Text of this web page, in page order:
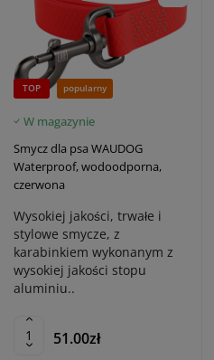
TOP popularny
W magazynie
Smycz dla psa WAUDOG
Waterproof, wodoodporna,
czerwona
Wysokiej jakości, trwałe i
stylowe smycze, z
karabinkiem wykonanym z
wysokiej jakości stopu
aluminiu..
51.00zł